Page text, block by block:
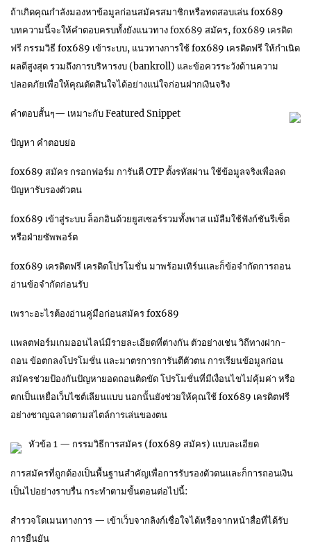
ถ้าเกิดคุณกำลังมองหาข้อมูลก่อนสมัครสมาชิกหรือทดสอบเล่น fox689
บทความนี้จะให้คำตอบครบทั้งยังแนวทางfox689 สมัคร,fox689 เครดิต
ฟรี กรรมวิธี fox689 เข้าระบบ, แนวทางการใช้ fox689 เครดิตฟรี ให้กำเนิด
ผลดีสูงสุด รวมถึงการบริหารงบ (bankroll) และข้อควรระวังด้านความ
ปลอดภัยเพื่อให้คุณตัดสินใจได้อย่างแน่ใจก่อนฝากเงินจริง
คำตอบสั้นๆ— เหมาะกับ Featured Snippet
ปัญหา คำตอบย่อ
fox689 สมัคร กรอกฟอร์ม การันตี OTP ตั้งรหัสผ่าน ใช้ข้อมูลจริงเพื่อลด
ปัญหารับรองตัวตน
fox689 เข้าสู่ระบบ ล็อกอินด้วยยูสเซอร์รวมทั้งพาส แม้ลืมใช้ฟังก์ชันรีเซ็ต
หรือฝ่ายซัพพอร์ต
fox689 เครดิตฟรี เครดิตโปรโมชั่น มาพร้อมเทิร์นและก็ข้อจำกัดการถอน
อ่านข้อจำกัดก่อนรับ
เพราะอะไรต้องอ่านคู่มือก่อนสมัคร fox689
แพลตฟอร์มเกมออนไลน์มีรายละเอียดที่ต่างกัน ตัวอย่างเช่น วิถีทางฝาก-
ถอน ข้อตกลงโปรโมชั่น และมาตรการการันตีตัวตน การเรียนข้อมูลก่อน
สมัครช่วยป้องกันปัญหายอดถอนติดขัด โปรโมชั่นที่มีเงื่อนไขไม่คุ้มค่า หรือ
ตกเป็นเหยื่อเว็บไซต์เลียนแบบ นอกนั้นยังช่วยให้คุณใช้ fox689 เครดิตฟรี
อย่างชาญฉลาดตามสไตล์การเล่นของตน
หัวข้อ 1 — กรรมวิธีการสมัคร (fox689 สมัคร) แบบละเอียด
การสมัครที่ถูกต้องเป็นพื้นฐานสำคัญเพื่อการรับรองตัวตนและก็การถอนเงิน
เป็นไปอย่างราบรื่น กระทำตามขั้นตอนต่อไปนี้:
สำรวจโดเมนทางการ — เข้าเว็บจากลิงก์เชื่อใจได้หรือจากหน้าสื่อที่ได้รับ
การยืนยัน